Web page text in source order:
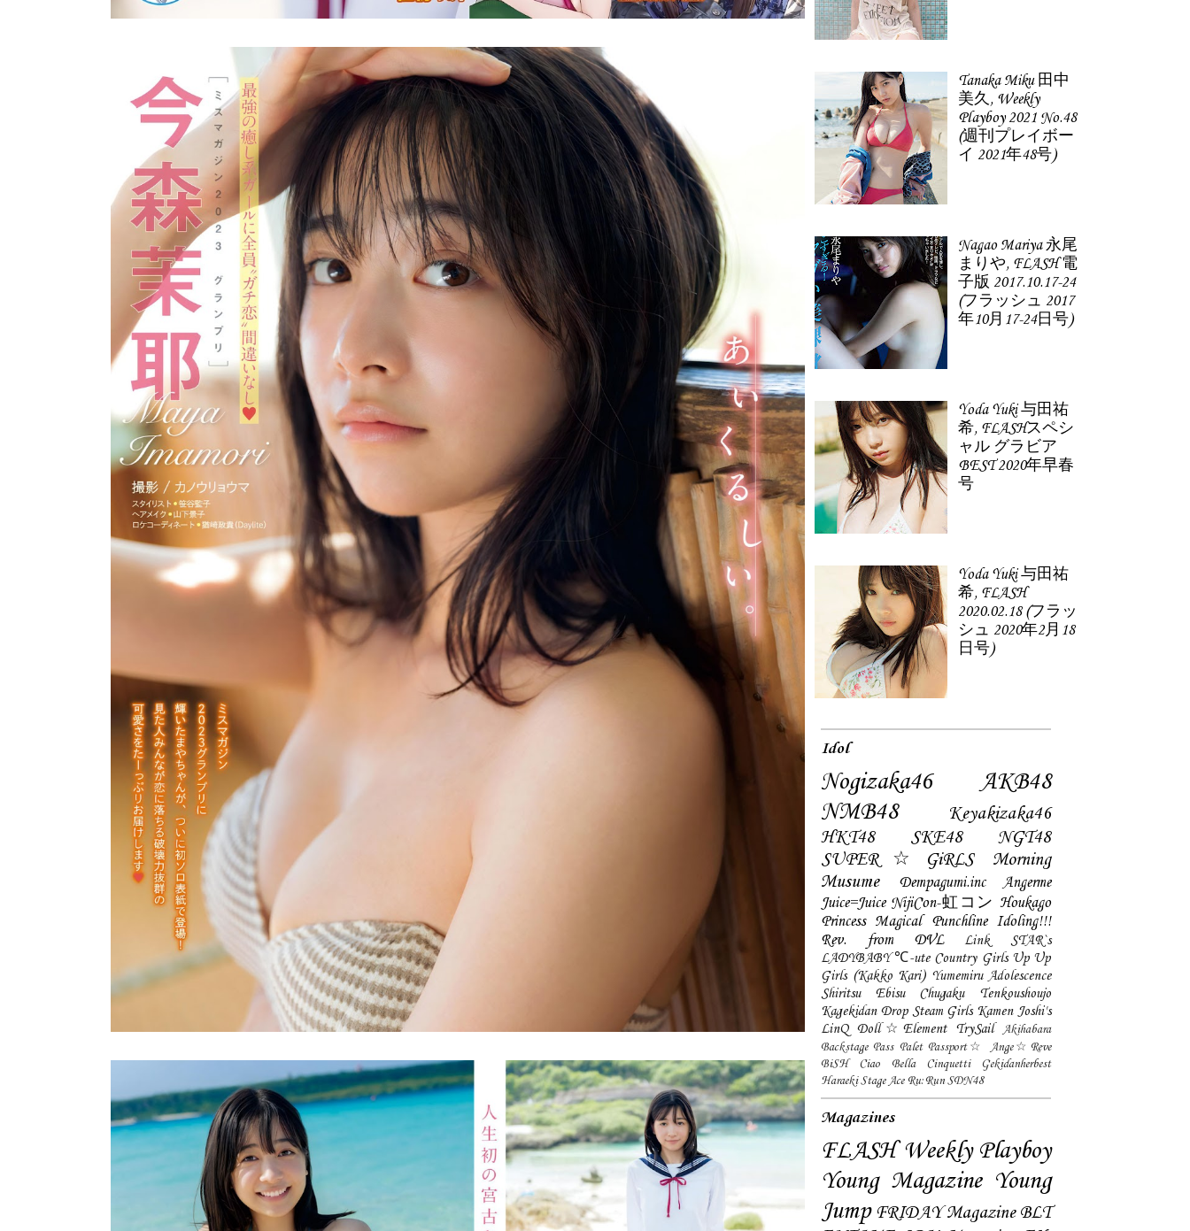
Tanaka Miku 田中
美久, Weekly
Playboy 2021 No.48
(週刊プレイボー
イ 2021年48号)
Nagao Mariya 永尾
まりや, FLASH 電
子版 2017.10.17-24
(フラッシュ 2017
年10月17-24日号)
Yoda Yuki 与田祐
希, FLASHスペシ
ャル グラビア
BEST 2020年早春
号
Yoda Yuki 与田祐
希, FLASH
2020.02.18 (フラッ
シュ 2020年2月18
日号)
Idol
Nogizaka46
AKB48
NMB48
Keyakizaka46
HKT48
SKE48
NGT48
SUPER☆GiRLS
Morning
Musume
Dempagumi.inc
Angerme
Juice=Juice NijiCon-虹コン Houkago
Princess Magical Punchline Idoling!!!
Rev. from DVL
Link STAR`s
LADYBABY ℃-ute Country Girls Up Up
Girls (Kakko Kari) Yumemiru Adolescence
Shiritsu Ebisu Chugaku
Tenkoushoujo
Kagekidan Drop Steam Girls Kamen Joshi's
LinQ Doll☆Element TrySail
Akihabara
Backstage Pass Palet Passport☆
Ange☆Reve
BiSH
Ciao Bella Cinquetti
Gekidanherbest
Haraeki Stage Ace Ru:Run SDN48
Magazines
FLASH Weekly Playboy
Young Magazine Young
Jump FRIDAY Magazine BLT